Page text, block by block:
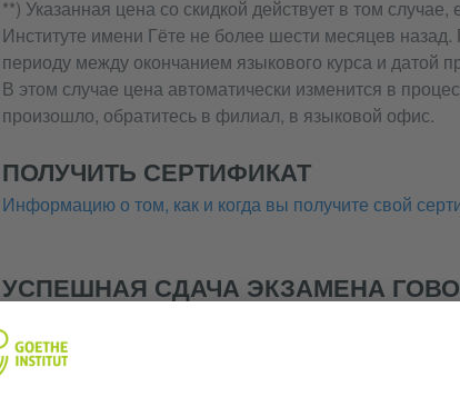
**) Указанная цена со скидкой действует в том
Институте имени Гёте не более шести месяцев
периоду между окончанием языкового курса и датой
В этом случае цена автоматически изменится в
произошло, обратитесь в филиал, в языковой офис.
ПОЛУЧИТЬ СЕРТИФИКАТ
Информацию о том, как и когда вы получите свой
УСПЕШНАЯ СДАЧА ЭКЗАМЕНА
понимать объемные сложные тексты